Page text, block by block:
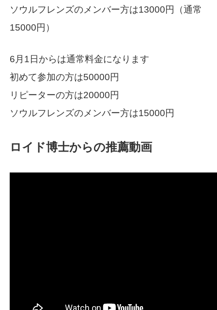
ソウルフレンズのメンバー方は13000円（通常
15000円）
6月1日からは通常料金になります
初めて参加の方は50000円
リピーターの方は20000円
ソウルフレンズのメンバー方は15000円
ロイド博士からの推薦動画